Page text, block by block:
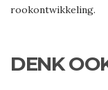
rookontwikkeling.
DENK